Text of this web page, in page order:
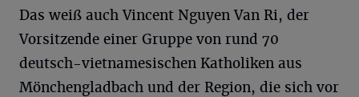
Das weiß auch Vincent Nguyen Van Ri, der
Vorsitzende einer Gruppe von rund 70
deutsch-vietnamesischen Katholiken aus
Mönchengladbach und der Region, die sich vor